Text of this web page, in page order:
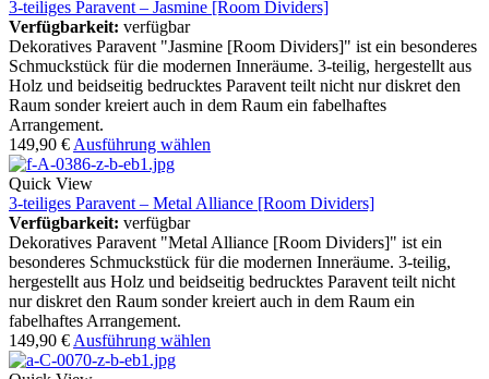
3-teiliges Paravent – Jasmine [Room Dividers]
Verfügbarkeit: verfügbar
Dekoratives Paravent "Jasmine [Room Dividers]" ist ein besonderes
Schmuckstück für die modernen Inneräume. 3-teilig, hergestellt aus
Holz und beidseitig bedrucktes Paravent teilt nicht nur diskret den
Raum sonder kreiert auch in dem Raum ein fabelhaftes
Arrangement.
149,90 € Ausführung wählen
Quick View
3-teiliges Paravent – Metal Alliance [Room Dividers]
Verfügbarkeit: verfügbar
Dekoratives Paravent "Metal Alliance [Room Dividers]" ist ein
besonderes Schmuckstück für die modernen Inneräume. 3-teilig,
hergestellt aus Holz und beidseitig bedrucktes Paravent teilt nicht
nur diskret den Raum sonder kreiert auch in dem Raum ein
fabelhaftes Arrangement.
149,90 € Ausführung wählen